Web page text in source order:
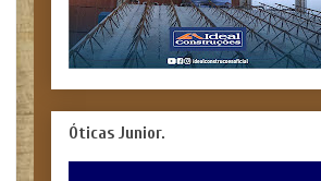
Óticas Junior.